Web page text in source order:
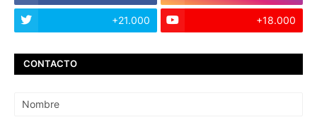
+21.000 +18.000
CONTACTO